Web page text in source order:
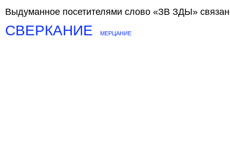
Выдуманное посетителями слово «ЗВ ЗДЫ»
СВЕРКАНИЕ МЕРЦАНИЕ